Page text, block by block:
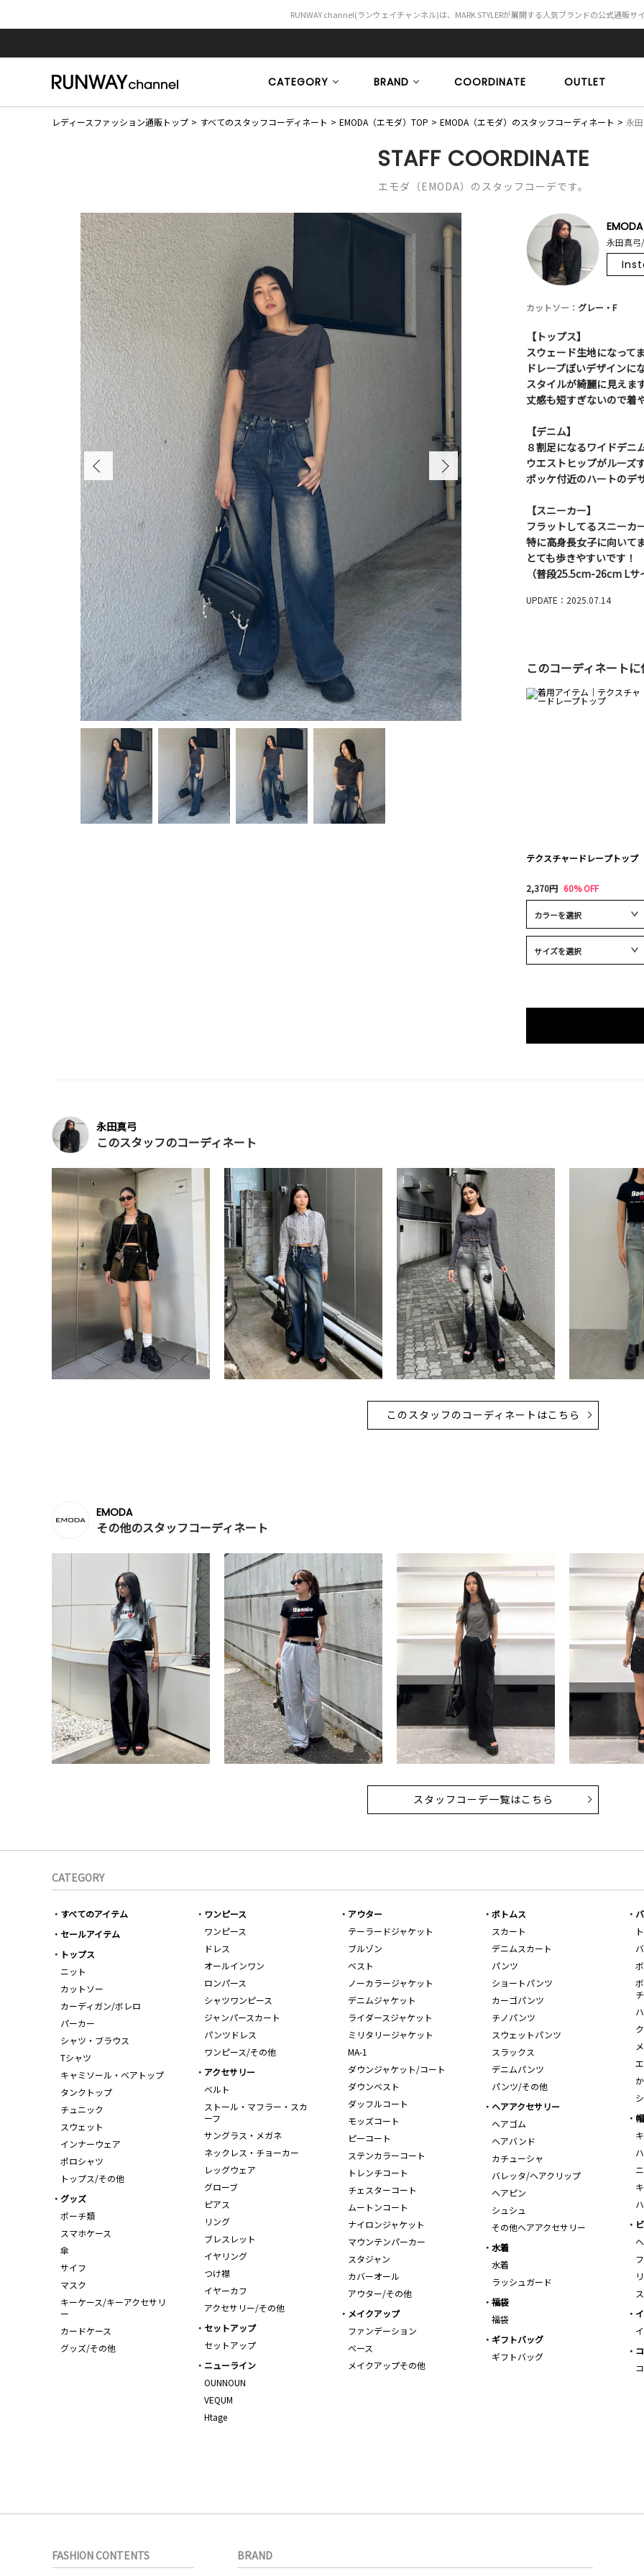
RUNWAY channel(ランウェイチャンネル)は、MARK STYLERが展開する人気ブランドの公式通販サイ
CATEGORY BRAND COORDINATE OUTLET
レディースファッション通販トップ すべてのスタッフコーディネート EMODA（エモダ）TOP EMODA（エモダ）のスタッフコーディネート 永
STAFF COORDINATE
エモダ（EMODA）のスタッフコーデです。
EMODA
永田真
カットソー： グレー・F
【トップス】
スウェード生地になって
ドレープぽいデザインに
スタイルが綺麗に見えま
丈感も短すぎないので着
【デニム】
８割足になるワイドデニ
ウエストヒップがルーズ
ポッケ付近のハートのデ
【スニーカー】
フラットしてるスニーカ
特に高身長女子に向いて
とても歩きやすいです！
（普段25.5cm-26cm Lサ
UPDATE：2025.07.14
このコーディネート
テクスチャードレープトップ
2,370円 60% OFF
永田真弓
このスタッフのコーディネート
このスタッフのコーディネートはこちら
EMODA
その他のスタッフコーディネート
スタッフコーデ一覧はこちら
CATEGORY
すべてのアイテム
セールアイテム
トップス
ニット
カットソー
カーディガン/ボレロ
パーカー
シャツ・ブラウス
Tシャツ
キャミソール・ベアトップ
タンクトップ
チュニック
スウェット
インナーウェア
ポロシャツ
トップス/その他
ワンピース
ワンピース
ドレス
オールインワン
ロンパース
シャツワンピース
ジャンパースカート
パンツドレス
ワンピース/その他
アウター
テーラードジャケット
ブルゾン
ベスト
ノーカラージャケット
デニムジャケット
ライダースジャケット
ミリタリージャケット
MA-1
ダウンジャケット/コート
ダウンベスト
ダッフルコート
モッズコート
ピーコート
ステンカラーコート
トレンチコート
チェスターコート
ムートンコート
ナイロンジャケット
マウンテンパーカー
スタジャン
カバーオール
アウター/その他
ボトムス
スカート
デニムスカート
パンツ
ショートパンツ
カーゴパンツ
チノパンツ
スウェットパンツ
スラックス
デニムパンツ
パンツ/その他
チ
アクセサリー
ベルト
ストール・マフラー・スカ
ーフ
サングラス・メガネ
ネックレス・チョーカー
レッグウェア
グローブ
ピアス
リング
ブレスレット
イヤリング
つけ襟
イヤーカフ
アクセサリー/その他
ヘアアクセサリー
ヘアゴム
ヘアバンド
カチューシャ
バレッタ/ヘアクリップ
ヘアピン
シュシュ
その他ヘアアクセサリー
グッズ
ポーチ類
スマホケース
傘
サイフ
マスク
キーケース/キーアクセサリ
ー
カードケース
グッズ/その他
水着
水着
ラッシュガード
福袋
福袋
メイクアップ
ファンデーション
ベース
メイクアップその他
セットアップ
セットアップ
ギフトバッグ
ギフトバッグ
ニューライン
OUNNOUN
VEQUM
Htage
FASHION CONTENTS BRAND